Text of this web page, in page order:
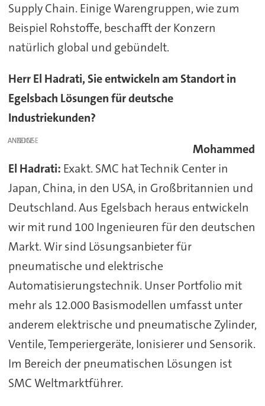
Supply Chain. Einige Warengruppen, wie zum
Beispiel Rohstoffe, beschafft der Konzern
natürlich global und gebündelt.
Herr El Hadrati, Sie entwickeln am Standort in
Egelsbach Lösungen für deutsche
Industriekunden?
ANZEIGE
Mohammed
El Hadrati: Exakt. SMC hat Technik Center in
Japan, China, in den USA, in Großbritannien und
Deutschland. Aus Egelsbach heraus entwickeln
wir mit rund 100 Ingenieuren für den deutschen
Markt. Wir sind Lösungsanbieter für
pneumatische und elektrische
Automatisierungstechnik. Unser Portfolio mit
mehr als 12.000 Basismodellen umfasst unter
anderem elektrische und pneumatische Zylinder,
Ventile, Temperiergeräte, Ionisierer und Sensorik.
Im Bereich der pneumatischen Lösungen ist
SMC Weltmarktführer.